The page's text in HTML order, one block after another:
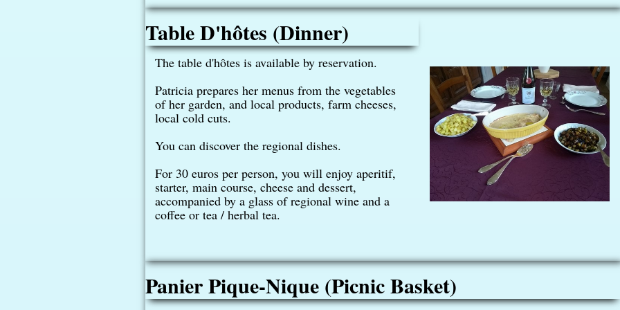
Table D'hôtes (Dinner)
The table d'hôtes is available by reservation.
Patricia prepares her menus from the vegetables
of her garden, and local products, farm cheeses,
local cold cuts.
You can discover the regional dishes.
For 30 euros per person, you will enjoy aperitif,
starter, main course, cheese and dessert,
accompanied by a glass of regional wine and a
coffee or tea / herbal tea.
Panier Pique-Nique (picnic Basket)